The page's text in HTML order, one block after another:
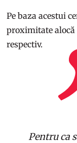
Pe baza acestui
proximitate
respectiv.
Pentru ca